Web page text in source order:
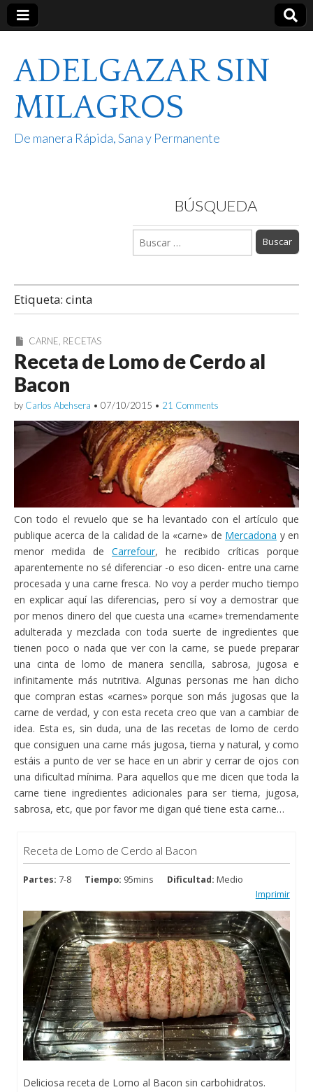
ADELGAZAR SIN
MILAGROS
De manera Rápida, Sana y Permanente
BÚSQUEDA
Buscar:
Etiqueta: cinta
CARNE, RECETAS
Receta de Lomo de Cerdo al
Bacon
by Carlos Abehsera • 07/10/2015 • 21 Comments
Con todo el revuelo que se ha levantado con el artículo que
publique acerca de la calidad de la «carne» de Mercadona y en
menor medida de Carrefour, he recibido críticas porque
aparentemente no sé diferenciar -o eso dicen- entre una carne
procesada y una carne fresca. No voy a perder mucho tiempo
en explicar aquí las diferencias, pero sí voy a demostrar que
por menos dinero del que cuesta una «carne» tremendamente
adulterada y mezclada con toda suerte de ingredientes que
tienen poco o nada que ver con la carne, se puede preparar
una cinta de lomo de manera sencilla, sabrosa, jugosa e
infinitamente más nutritiva. Algunas personas me han dicho
que compran estas «carnes» porque son más jugosas que la
carne de verdad, y con esta receta creo que van a cambiar de
idea. Esta es, sin duda, una de las recetas de lomo de cerdo
que consiguen una carne más jugosa, tierna y natural, y como
estáis a punto de ver se hace en un abrir y cerrar de ojos con
una dificultad mínima. Para aquellos que me dicen que toda la
carne tiene ingredientes adicionales para ser tierna, jugosa,
sabrosa, etc, que por favor me digan qué tiene esta carne…
Receta de Lomo de Cerdo al Bacon
Partes: 7-8 Tiempo: 95mins Dificultad:Medio
Imprimir
Deliciosa receta de Lomo al Bacon sin carbohidratos.